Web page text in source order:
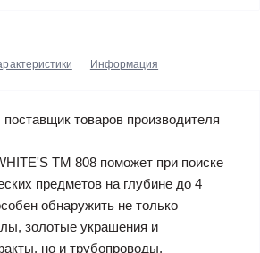
Информация
товаров производителя
TM 808 поможет при поиске
предметов на глубине до 4
обнаружить не только
золотые украшения и
но и трубопроводы,